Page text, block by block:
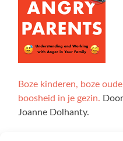
Boze kinderen, boze
boosheid in je gezin.
Joanne Dolhanty.